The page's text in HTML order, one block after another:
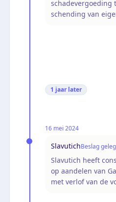
schadevergoeding
schending van
1 jaar later
16 mei 2024
SlavutichBeslag
Slavutich heeft
op aandelen van
met verlof van de